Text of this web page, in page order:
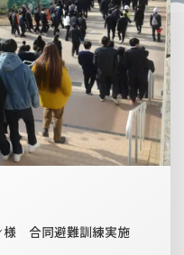
様 合同避難訓練実施